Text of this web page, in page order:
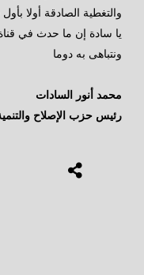
والتغطية الصادقة أولا
يا سادة إن ما حدث في قناة
ونتباهى به دوما
محمد أنور السادات
رئيس حزب الإصلاح